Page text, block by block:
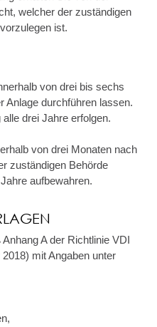
welcher der zuständigen
ist.
von drei bis sechs
Anlage durchführen lassen.
drei Jahre erfolgen.
von drei Monaten nach
zuständigen Behörde
aufbewahren.
A der Richtlinie VDI
mit Angaben unter